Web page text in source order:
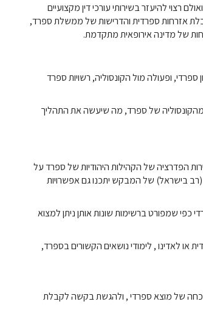
רצוי להיעזר בשירותי עורכי דין מקצועיים
אזרחות ספרדית והדרישות של ממשלת ספרד,
של מדינה אירופאית מתקדמת.
ספרדי, ופעולה מול הקונסוליה, רשויות ספרד
מהקונסוליה של ספרד, מה שיעשה את התהליך
הפדרציה של הקהילות היהודיות של ספרד על
בישראל) של המבקש יתכנו גם אפשרויות
שמפורט ברשימות שונות אותן ניתן למצוא
או לאדינו , לימודי נושאים הקשורים בספרד,
של מוצא ספרדי , ולהגשת בקשה לקבלת